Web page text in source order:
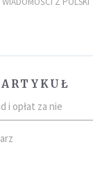
i opłat za nie